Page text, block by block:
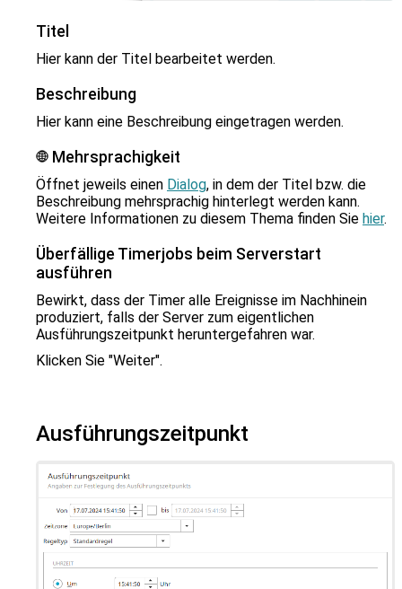
Titel
Hier kann der Titel bearbeitet werden.
Beschreibung
Hier kann eine Beschreibung eingetragen werden.
Mehrsprachigkeit
Öffnet jeweils einen Dialog, in dem der Titel bzw. die
Beschreibung mehrsprachig hinterlegt werden kann.
Weitere Informationen zu diesem Thema finden Sie hier.
Überfällige Timerjobs beim Serverstart
ausführen
Bewirkt, dass der Timer alle Ereignisse im Nachhinein
produziert, falls der Server zum eigentlichen
Ausführungszeitpunkt heruntergefahren war.
Klicken Sie "Weiter".
Ausführungszeitpunkt